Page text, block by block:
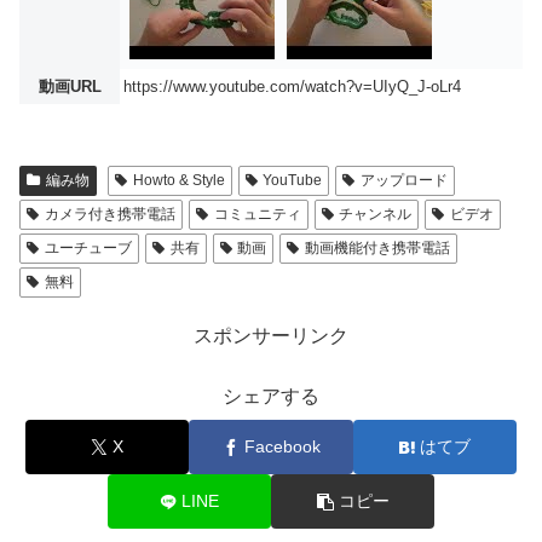
動画URL https://www.youtube.com/watch?v=UIyQ_J-oLr4
編み物 Howto & Style YouTube
アップロード
カメラ付き携帯電話
コミュニティ チャンネル
ビデオ
ユーチューブ
共有 動画
動画機能付き携帯電話
無料
スポンサーリンク
シェアする
X Facebook はてブ
LINE コピー